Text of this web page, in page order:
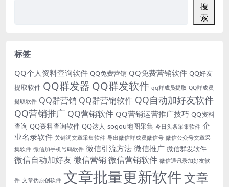
搜
索
标签
QQ个人资料查询软件 QQ免费营销 QQ免费营销软件 QQ好友
提取软件 QQ群发器 QQ群发软件 qq群成员提取 QQ群成员
提取软件 QQ群营销 QQ群营销软件 QQ自动加好友软件
QQ营销推广 QQ营销软件 QQ营销运营推广技巧 QQ资料
查询 QQ资料查询软件 QQ达人 sogou地图采集 今日头条采集软件 企
业名录软件 关键词文章采集软件 导出微信群成员微信号 微信公众号文章采
集软件 微信加手机号码软件 微信引流方法 微信推广 微信群发软件
微信自动加好友 微信营销 微信营销软件 微信通讯录加好友软
件 文章伪原创软件 文章批量更新软件文章